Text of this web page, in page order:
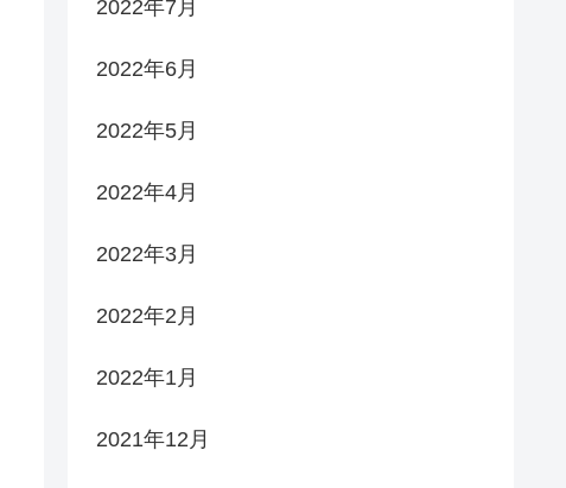
2022年7月
2022年6月
2022年5月
2022年4月
2022年3月
2022年2月
2022年1月
2021年12月